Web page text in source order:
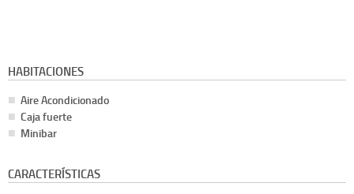
HABITACIONES
Aire Acondicionado
Caja fuerte
Minibar
CARACTERÍSTICAS